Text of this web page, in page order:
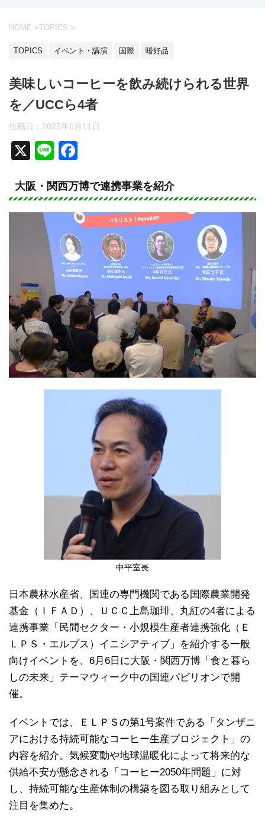
HOME >TOPICS >
TOPICS イベント・講演 国際 嗜好品
美味しいコーヒーを飲み続けられる世界
を／UCCら4者
投稿日： 2025年6月11日
X
Li
e
c
e
b
o
o
k
大阪・関西万博で連携事業を紹介
中平室長
日本農林水産省、国連の専門機関である国際農業開発
基金（ＩＦＡＤ）、ＵＣＣ上島珈琲、丸紅の4者による
連携事業「民間セクター・小規模生産者連携強化（Ｅ
ＬＰＳ・エルプス）イニシアティブ」を紹介する一般
向けイベントを、6月6日に大阪・関西万博「食と暮ら
しの未来」テーマウィーク中の国連パビリオンで開
催。
イベントでは、ＥＬＰＳの第1号案件である「タンザニ
アにおける持続可能なコーヒー生産プロジェクト」の
内容を紹介。気候変動や地球温暖化によって将来的な
供給不安が懸念される「コーヒー2050年問題」に対
し、持続可能な生産体制の構築を図る取り組みとして
注目を集めた。